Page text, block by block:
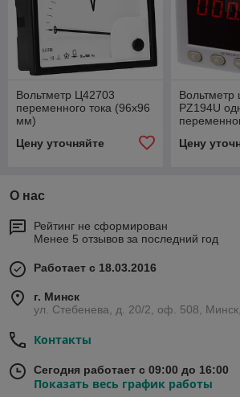
Вольтметр Ц42703
переменного тока (96х96
мм)
Цену уточняйте
Вольтметр
PZ194U
Цену
О нас
Рейтинг не сформирован
Менее 5 отзывов за последний год
Работает с 18.03.2016
г. Минск
ул. Стебенева, д. 20/2, оф. 508,
Контакты
Сегодня работает с 09:00 до 16:00
Показать весь график работы